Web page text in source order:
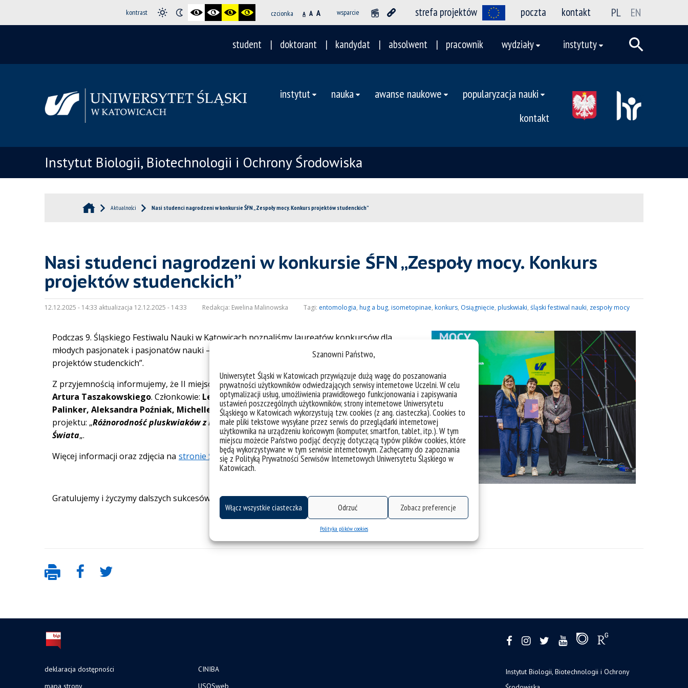
Szanowni Państwo,
Uniwersytet Śląski w Katowicach przywiązuje dużą wagę do poszanowania
prywatności użytkowników odwiedzających serwisy internetowe Uczelni. W celu
optymalizacji usług, umożliwienia prawidłowego funkcjonowania i zapisywania
ustawień poszczególnych użytkowników, strony internetowe Uniwersytetu
Śląskiego w Katowicach wykorzystują tzw. cookies (z ang. ciasteczka). Cookies to
małe pliki tekstowe wysyłane przez serwis do przeglądarki internetowej
użytkownika na urządzeniu końcowym (komputer, smartfon, tablet, itp.). W tym
miejscu możecie Państwo podjąć decyzję dotyczącą typów plików cookies, które
będą wykorzystywane w tym serwisie internetowym. Zachęcamy do zapoznania
się z Polityką Prywatności Serwisów Internetowych Uniwersytetu Śląskiego w
Katowicach.
Włącz wszystkie ciasteczka Odrzuć Zobacz preferencje
Polityka plików cookies
kontrast czcionka A A A wsparcie strefa projektów poczta kontakt PL EN
student doktorant kandydat absolwent pracownik wydziały instytuty
instytut nauka awanse naukowe
popularyzacja nauki
kontakt
Instytut Biologii, Biotechnologii i Ochrony Środowiska
Aktualności Nasi studenci nagrodzeni w konkursie ŚFN „Zespoły mocy. Konkurs projektów studenckich”
Nasi studenci nagrodzeni w konkursie ŚFN „Zespoły mocy. Konkurs
projektów studenckich”
12.12.2025 - 14:33 aktualizacja 12.12.2025 - 14:33 Redakcja: Ewelina Malinowska Tagi: entomologia, hug a bug, isometopinae, konkurs, Osiągnięcie, pluskwiaki, śląski festiwal nauki, zespoły mocy
Podczas 9. Śląskiego Festiwalu Nauki w Katowicach poznaliśmy laureatów konkursów dla
młodych pasjonatek i pasjonatów nauki – w tym najlepsze grupy „Zespołów mocy. Konkursu
projektów studenckich”.
Z przyjemnością informujemy, że II miejsce otrzymał zespółHug a bugmentorowany przez dr
Artura Taszakowskiego. Członkowie: Leonard Bartkowski, Wiktoria Kowolik, Dominika
Palinker, Aleksandra Poźniak, Michelle Sitnik, Piotr Wierzbanowski. Temat nagrodzonego
projektu: „Różnorodność pluskwiaków z rodziny Isometopinae wybranych wysp Starego
Świata„.
Więcej informacji oraz zdjęcia na stronie ŚFNorazFacebooku.
Gratulujemy i życzymy dalszych sukcesów!
deklaracja dostępności
mapa strony
CINIBA
USOSweb
Instytut Biologii, Biotechnologii i Ochrony